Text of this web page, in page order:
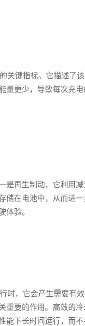
关键指标。它描述了
量更少，导致每次充
是再生制动，它利用
储在电池中，从而进
体验。
时，它会产生需要有
重要的作用。高效的
能下长时间运行，而不